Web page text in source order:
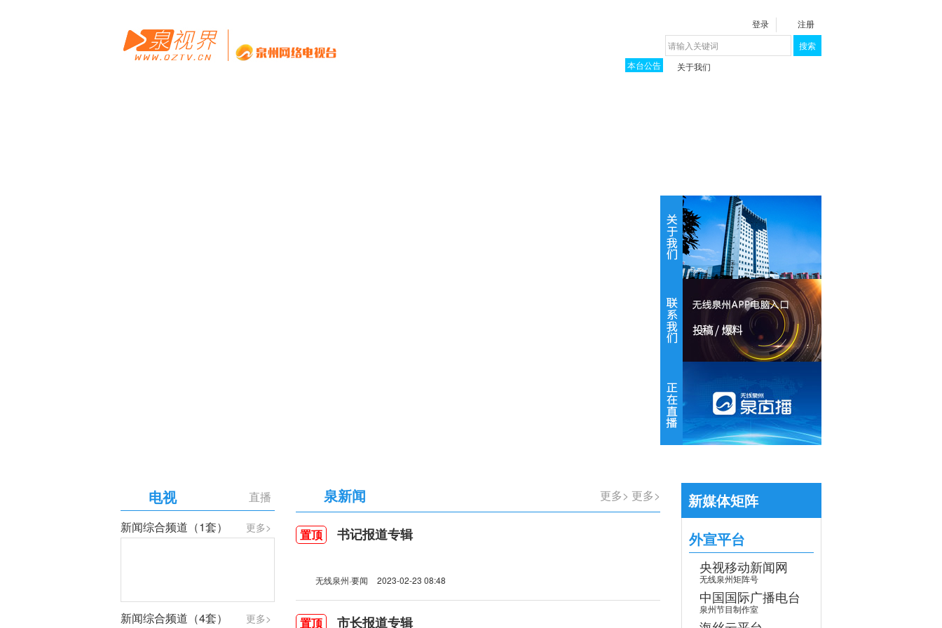
登录
注册
搜索
本台公告
关于我们
【专题】学习贯彻党的二十届四中全会
直播
电视
更多>
新闻综合频道（1套）
更多>
新闻综合频道（4套）
更多> 更多>
泉新闻
置顶 书记报道专辑
无线泉州·要闻 2023-02-23 08:48
置顶 市长报道专辑
新媒体矩阵
外宣平台
央视移动新闻网
无线泉州矩阵号
中国国际广播电台
泉州节目制作室